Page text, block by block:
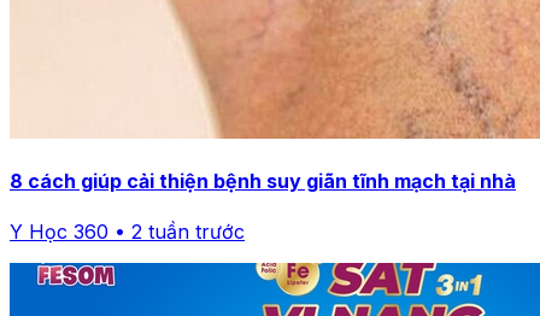
8 cách giúp cải thiện bệnh suy giãn tĩnh mạch tại nhà
Y Học 360 • 2 tuần trước